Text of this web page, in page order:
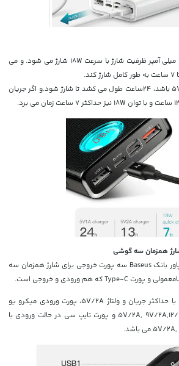
این پاوربانک با داشتن 20000 میلی آمپر ظرفیت شارژ با سرعت 18W شارژ می شود. و می
اگر جریان و ولتاژ ورودی 5V/1A باشد، 24ساعت طول می کشد تا شارژ شود.و اگر جریان
همزمان سه گوشی
از مهمترین ویژگی های این پاور بانک Baseus سه پورت خروجی برای شارژ همزمان سه
پورتهای ورودی نیز، لایتنینگ با حداکثر جریان و ولتاژ 5V/2A، پورت ورودی میکرو یو
اس بی با جریان و ولتاژ 5V/2A, 9V/2A,12/1.5A و پورت تایپ سی در حالت ورودی با